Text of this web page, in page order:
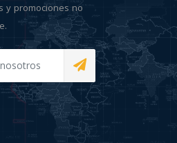
y promociones no